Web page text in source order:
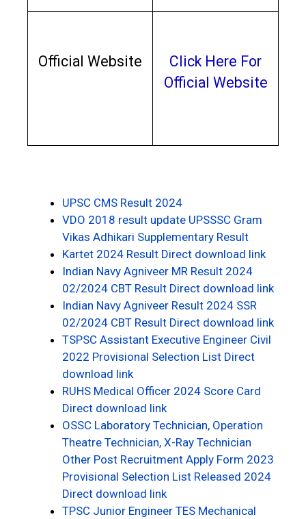
Official Website
Click Here For
Official Website
UPSC CMS Result 2024
VDO 2018 result update UPSSSC Gram
Vikas Adhikari Supplementary Result
Kartet 2024 Result Direct download link
Indian Navy Agniveer MR Result 2024
02/2024 CBT Result Direct download link
Indian Navy Agniveer Result 2024 SSR
02/2024 CBT Result Direct download link
TSPSC Assistant Executive Engineer Civil
2022 Provisional Selection List Direct
download link
RUHS Medical Officer 2024 Score Card
Direct download link
OSSC Laboratory Technician, Operation
Theatre Technician, X-Ray Technician
Other Post Recruitment Apply Form 2023
Provisional Selection List Released 2024
Direct download link
TPSC Junior Engineer TES Mechanical